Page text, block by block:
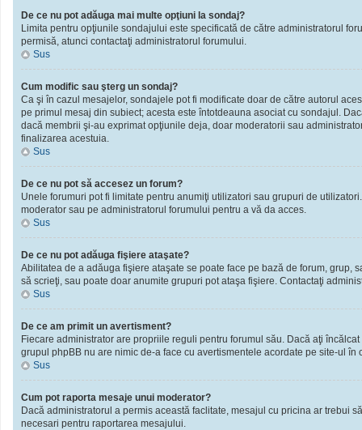
De ce nu pot adăuga mai multe opţiuni la sondaj?
Limita pentru opţiunile sondajului este specificată de către administratorul
permisă, atunci contactaţi administratorul forumului.
Sus
Cum modific sau şterg un sondaj?
Ca şi în cazul mesajelor, sondajele pot fi modificate doar de către autorul
pe primul mesaj din subiect; acesta este întotdeauna asociat cu sondajul.
dacă membrii şi-au exprimat opţiunile deja, doar moderatorii sau
finalizarea acestuia.
Sus
De ce nu pot să accesez un forum?
Unele forumuri pot fi limitate pentru anumiţi utilizatori sau grupuri de
moderator sau pe administratorul forumului pentru a vă da acces.
Sus
De ce nu pot adăuga fişiere ataşate?
Abilitatea de a adăuga fişiere ataşate se poate face pe bază de forum, grup,
să scrieţi, sau poate doar anumite grupuri pot ataşa fişiere. Contactaţi
Sus
De ce am primit un avertisment?
Fiecare administrator are propriile reguli pentru forumul său. Dacă aţi
grupul phpBB nu are nimic de-a face cu avertismentele acordate pe site-ul
Sus
Cum pot raporta mesaje unui moderator?
Dacă administratorul a permis această faclitate, mesajul cu pricina ar trebui
necesari pentru raportarea mesajului.